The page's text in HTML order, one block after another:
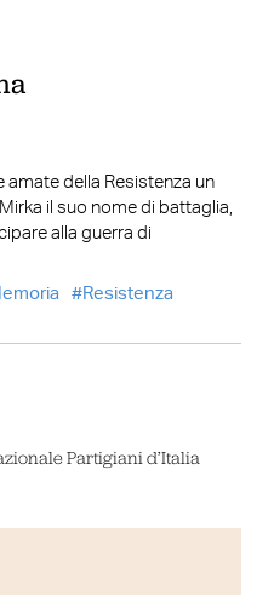
amate della Resistenza un
il suo nome di battaglia,
alla guerra di
Resistenza
Partigiani d’Italia